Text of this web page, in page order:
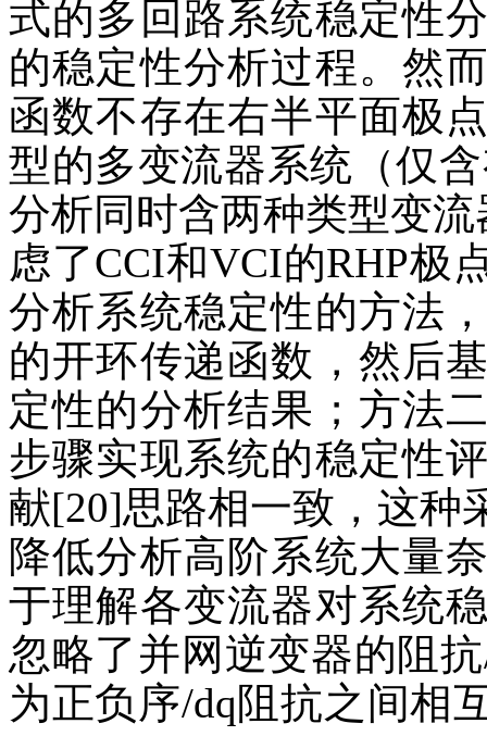
式的多回路系统稳定性
的稳定性分析过程。然
函数不存在右半平面极
型的多变流器系统（仅
分析同时含两种类型变
虑了CCI和VCI的RHP极
分析系统稳定性的方法
的开环传递函数，然后
定性的分析结果；方法
步骤实现系统的稳定性
献[20]思路相一致，这种
降低分析高阶系统大量
于理解各变流器对系统
忽略了并网逆变器的阻
为正负序/dq阻抗之间相